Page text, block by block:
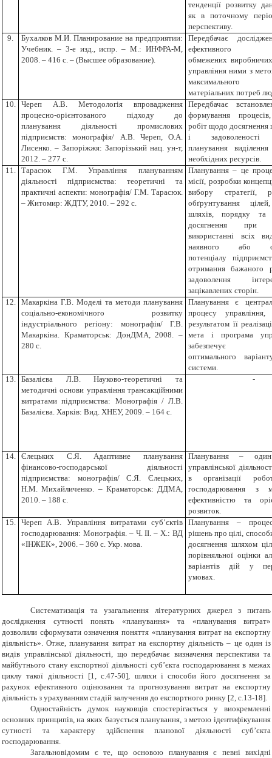
тенденції розвитку
як в поточному
перспективу.
9.
Бухалков М.И. Планирование на предприятии:
Учебник. – 3-е изд., испр. – М.: ИНФРА-М,
2008. – 416 с. – (Высшее образование).
Передбачає
ефективного
обмежених
управління ними з
максимального
матеріальних потреб
10.
Череп А.В. Методологія впровадження
процесно-орієнтованого підходу до
планування діяльності промислових
підприємств: монографія/ А.В. Череп, О.А.
Лисенко. – Запоріжжя: Запорізький нац. ун-т,
2012. – 277 с.
Передбачає
формування
робіт щодо досягнення
і задоволеності
планування
необхідних ресурсів.
11.
Тарасюк Г.М. Управління плануванням
діяльності підприємства: теоретичні та
практичні аспекти: монографія/ Г.М. Тарасюк.
– Житомир: ЖДТУ, 2010. – 292 с.
Планування – це
місії, розробки
вибору стратегії,
обґрунтування
шляхів, порядку та
досягнення при
використанні всіх
наявного або
потенціалу
отримання бажаного
задоволення
зацікавлених сторін.
12.
Макаркіна Г.В. Моделі та методи планування
соціально-економічного розвитку
індустріального регіону: монографія/ Г.В.
Макаркіна. Краматорськ: ДонДМА, 2008. –
280 с.
Планування є
процесу управління,
результатом її
мета і програма
забезпечує
оптимального
системи.
13.
Базалієва Л.В. Науково-теоретичні та
методичні основи управління трансакційними
витратами підприємства: Монографія / Л.В.
Базалієва. Харків: Вид. ХНЕУ, 2009. – 164 с.
-
14.
Єлецьких С.Я. Адаптивне планування
фінансово-господарської діяльності
підприємства: монографія/ С.Я. Єлецьких,
Н.М. Михайличенко. – Краматорськ: ДДМА,
2010. – 188 с.
Планування –
управлінської
в організації
господарювання з
ефективністю та
розвиток.
15.
Череп А.В. Управління витратами суб’єктів
господарювання: Монографія. – Ч. ІІ. – Х.: ВД
«ІНЖЕК», 2006. – 360 с. Укр. мова.
Планування –
рішень про цілі,
досягнення шляхом
порівняльної оцінки
варіантів дій у
умовах.
Систематизація та узагальнення літературних джерел з питань
дослідження сутності понять «планування» та «планування витрат»
дозволили сформувати означення поняття «планування витрат на експортну
діяльність». Отже, планування витрат на експортну діяльність – це один із
видів управлінської діяльності, що передбачає визначення перспективи та
майбутнього стану експортної діяльності суб’єкта господарювання в межах
циклу такої діяльності [1, с.47-50], шляхи і способи його досягнення за
рахунок ефективного оцінювання та прогнозування витрат на експортну
діяльність з урахуванням стадій залучення до експортного ринку [2, с.13-18].
Одностайність думок науковців спостерігається у виокремленні
основних принципів, на яких базується планування, з метою ідентифікування
сутності та характеру здійснення планової діяльності суб’єкта
господарювання.
Загальновідомим є те, що основою планування є певні вихідні